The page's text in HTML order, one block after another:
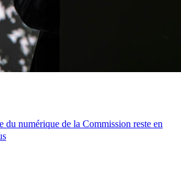
numérique de la Commission reste en